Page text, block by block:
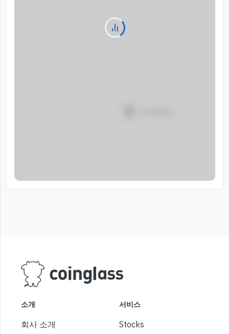
소개
회사 소개
서비스
Stocks